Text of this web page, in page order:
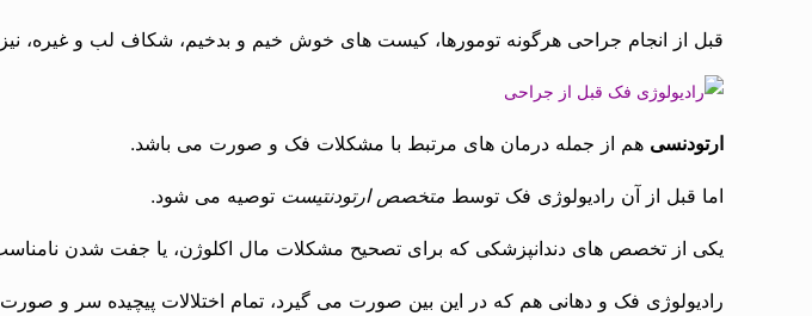
قبل از انجام جراحی هرگونه تومورها، کیست های خوش خیم و بدخیم، شکاف لب و غیره، نیز
ارتودنسی هم از جمله درمان های مرتبط با مشکلات فک و صورت می باشد.
اما قبل از آن رادیولوژی فک توسط متخصص ارتودنتیست توصیه می شود.
یکی از تخصص های دندانپزشکی که برای تصحیح مشکلات مال اکلوژن، یا جفت شدن
رادیولوژی فک و دهانی هم که در این بین صورت می گیرد، تمام اختلالات پیچیده سر و